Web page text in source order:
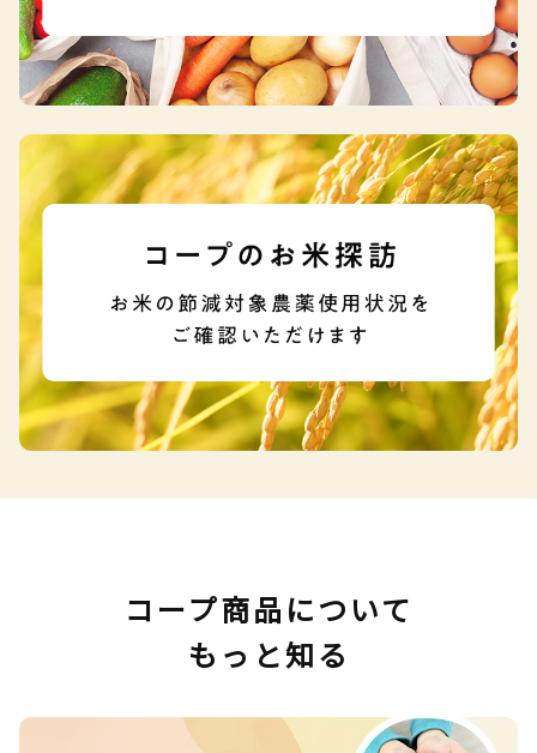
コープ商品について
もっと知る